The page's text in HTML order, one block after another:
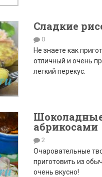
Сладкие
0
Не знаете как
отличный и очень
легкий перекус.
абрикосами
2
Очаровательные
приготовить из
очень вкусно!